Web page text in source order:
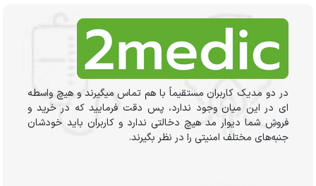
در دو مدیک کاربران مستقیماً با هم تماس میگیرند و هیچ واسطه
ای در این میان وجود ندارد، پس دقت فرمایید که در خرید و
فروشِ شما دیوار مد هیچ دخالتی ندارد و کاربران باید خودشان
جنبه‌های مختلف امنیتی را در نظر بگیرند.